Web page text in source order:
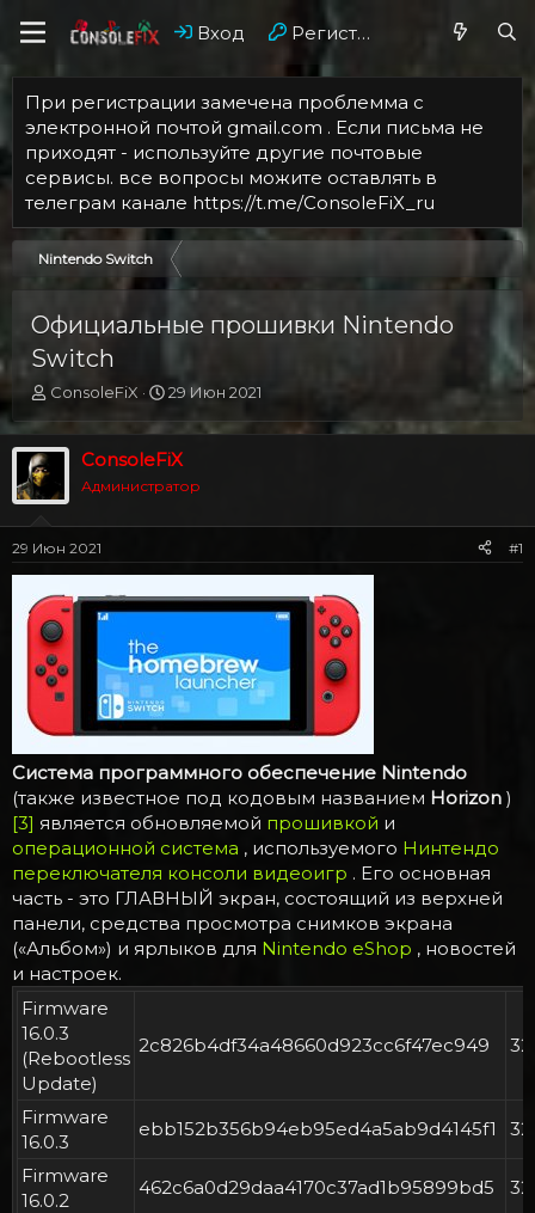
Вход Регистрация
При регистрации замечена проблемма с
электронной почтой gmail.com . Если письма не
приходят - используйте другие почтовые
сервисы. все вопросы можите оставлять в
телеграм канале https://t.me/ConsoleFiX_ru
Nintendo Switch
Официальные прошивки Nintendo
Switch
А
о
т
м
ы
ConsoleFiX
Д
т
а
л
29 Июн 2021
ConsoleFiX
Администратор
29 Июн 2021 #1
Система программного обеспечение Nintendo
(также известное под кодовым названием Horizon )
[3] является обновляемой прошивкой и
операционной система , используемого Нинтендо
переключателя консоли видеоигр . Его основная
часть - это ГЛАВНЫЙ экран, состоящий из верхней
панели, средства просмотра снимков экрана
(«Альбом») и ярлыков для Nintendo eShop , новостей
и настроек.
Firmware
16.0.3
(Rebootless
Update)
2c826b4df34a48660d923cc6f47ec949
Firmware
16.0.3
ebb152b356b94eb95ed4a5ab9d4145f1
Firmware
16.0.2
462c6a0d29daa4170c37ad1b95899bd5